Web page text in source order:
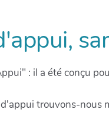
: il a été conçu
trouvons-